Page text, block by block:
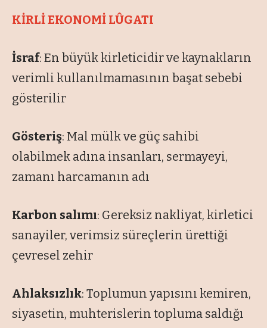
KİRLİ EKONOMİ LÛGATI
İsraf: En büyük kirleticidir ve kaynakların
verimli kullanılmamasının başat sebebi
gösterilir
Gösteriş: Mal mülk ve güç sahibi
olabilmek adına insanları, sermayeyi,
zamanı harcamanın adı
Karbon salımı: Gereksiz nakliyat, kirletici
sanayiler, verimsiz süreçlerin ürettiği
çevresel zehir
Ahlaksızlık: Toplumun yapısını kemiren,
siyasetin, muhterislerin topluma saldığı